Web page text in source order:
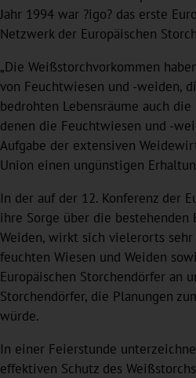
Jahr 1994 war ?igo? das erste
Netzwerk der Europäischen
„Die Weißstorchvorkommen
von Feuchtwiesen und -weiden,
bedrohten Lebensräume auch
denen die Feuchtwiesen und -
Aufgabe der extensiven
Union einen ungünstigen
In der auf der 12. Konferenz der
ihre Sorge über die bestehenden
Weiden, wirkt sich vielerorts sehr
feuchten Wiesen und Weiden
Europäischen Storchendörfer an
Storchendörfer, die Planungen
würde.
In einer Feierstunde
effektiven Schutz des